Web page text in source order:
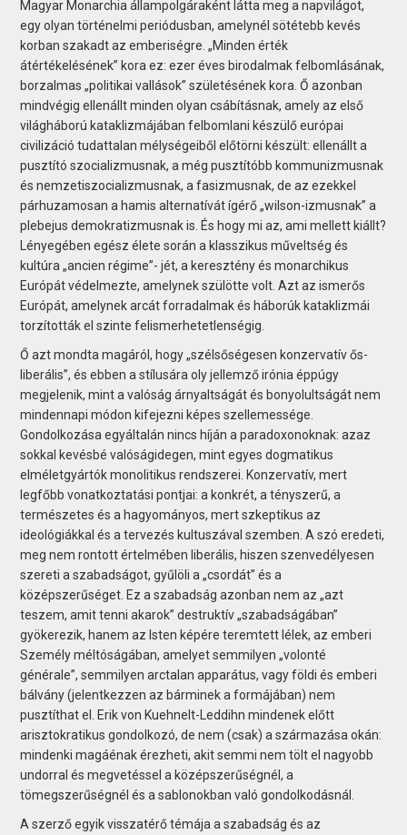
Magyar Monarchia állampolgáraként látta meg a napvilágot,
egy olyan történelmi periódusban, amelynél sötétebb kevés
korban szakadt az emberiségre. „Minden érték
átértékelésének” kora ez: ezer éves birodalmak felbomlásának,
borzalmas „politikai vallások” születésének kora. Ő azonban
mindvégig ellenállt minden olyan csábításnak, amely az első
világháború kataklizmájában felbomlani készülő európai
civilizáció tudattalan mélységeiből előtörni készült: ellenállt a
pusztító szocializmusnak, a még pusztítóbb kommunizmusnak
és nemzetiszocializmusnak, a fasizmusnak, de az ezekkel
párhuzamosan a hamis alternatívát ígérő „wilson-izmusnak” a
plebejus demokratizmusnak is. És hogy mi az, ami mellett kiállt?
Lényegében egész élete során a klasszikus műveltség és
kultúra „ancien régime”- jét, a keresztény és monarchikus
Európát védelmezte, amelynek szülötte volt. Azt az ismerős
Európát, amelynek arcát forradalmak és háborúk kataklizmái
torzították el szinte felismerhetetlenségig.
Ő azt mondta magáról, hogy „szélsőségesen konzervatív ős-
liberális”, és ebben a stílusára oly jellemző irónia éppúgy
megjelenik, mint a valóság árnyaltságát és bonyolultságát nem
mindennapi módon kifejezni képes szellemessége.
Gondolkozása egyáltalán nincs híján a paradoxonoknak: azaz
sokkal kevésbé valóságidegen, mint egyes dogmatikus
elméletgyártók monolitikus rendszerei. Konzervatív, mert
legfőbb vonatkoztatási pontjai: a konkrét, a tényszerű, a
természetes és a hagyományos, mert szkeptikus az
ideológiákkal és a tervezés kultuszával szemben. A szó eredeti,
meg nem rontott értelmében liberális, hiszen szenvedélyesen
szereti a szabadságot, gyűlöli a „csordát” és a
középszerűséget. Ez a szabadság azonban nem az „azt
teszem, amit tenni akarok” destruktív „szabadságában”
gyökerezik, hanem az Isten képére teremtett lélek, az emberi
Személy méltóságában, amelyet semmilyen „volonté
générale”, semmilyen arctalan apparátus, vagy földi és emberi
bálvány (jelentkezzen az bárminek a formájában) nem
pusztíthat el. Erik von Kuehnelt-Leddihn mindenek előtt
arisztokratikus gondolkozó, de nem (csak) a származása okán:
mindenki magáénak érezheti, akit semmi nem tölt el nagyobb
undorral és megvetéssel a középszerűségnél, a
tömegszerűségnél és a sablonokban való gondolkodásnál.
A szerző egyik visszatérő témája a szabadság és az